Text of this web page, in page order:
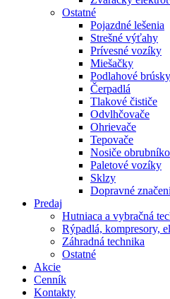
Ostatné
Pojazdné lešenia
Strešné výťahy
Prívesné vozíky
Miešačky
Podlahové brúsky
Čerpadlá
Tlakové čističe
Odvlhčovače
Ohrievače
Tepovače
Nosiče
Paletové vozíky
Sklzy
Dopravné
Predaj
Hutniaca a vybračná
Rýpadlá, kompresory,
Záhradná technika
Ostatné
Akcie
Cenník
Kontakty